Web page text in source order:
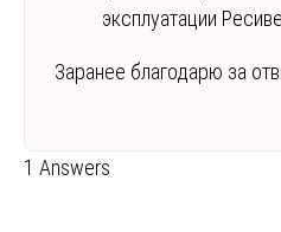
эксплуатации
Заранее благодарю за
1 Answers